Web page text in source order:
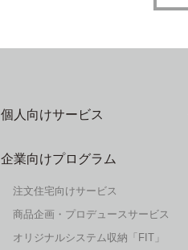
個人向けサービス
企業向けプログラム
注文住宅向けサービス
商品企画・プロデュースサービス
オリジナルシステム収納「FIT」